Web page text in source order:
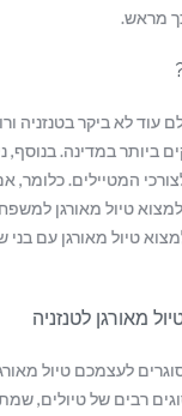
מראש.
עוד לא ביקר בטנזניה
ביותר במדינה. בנוסף,
המטיילים.
למצוא טיול מאורגן
טיול מאורגן עם
מאורגן לטנזניה
לעצמכם טיול
רבים של טיולים,